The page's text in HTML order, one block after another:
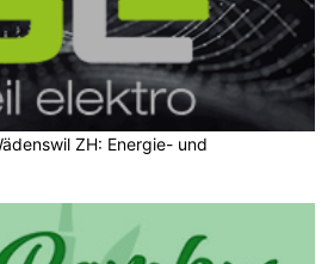
ZH: Energie- und